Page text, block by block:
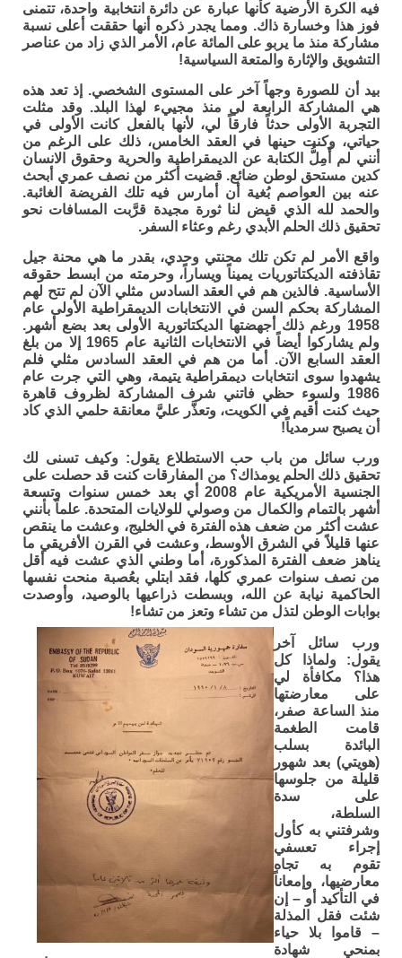
فيه الكرة الأرضية كأنها عبارة عن دائرة انتخابية واحدة، تتمنى
فوز هذا وخسارة ذاك. ومما يجدر ذكره أنها حققت أعلى نسبة
مشاركة منذ ما يربو على المائة عام، الأمر الذي زاد من عناصر
التشويق والإثارة والمتعة السياسية!
بيد أن للصورة وجهاً آخر على المستوى الشخصي. إذ تعد هذه
هي المشاركة الرابعة لي منذ مجييء لهذا البلد. وقد مثلت
التجربة الأولى حدثاً فارقاً لي، لأنها بالفعل كانت الأولى في
حياتي، وكنت حينها في العقد الخامس، ذلك على الرغم من
أنني لم أَمِلُّ الكتابة عن الديمقراطية والحرية وحقوق الانسان
كدين مستحق لوطن ضائع. قضيت أكثر من نصف عمري أبحث
عنه بين العواصم بُغية أن أمارس فيه تلك الفريضة الغائبة.
والحمد لله الذي قيض لنا ثورة مجيدة قرَّبت المسافات نحو
تحقيق ذلك الحلم الأبدي رغم وعثاء السفر.
واقع الأمر لم تكن تلك محنتي وحدي، بقدر ما هي محنة جيل
تقاذفته الديكتاتوريات يميناً ويساراً، وحرمته من ابسط حقوقه
الأساسية. فالذين هم في العقد السادس مثلي الآن لم تتح لهم
المشاركة بحكم السن في الانتخابات الديمقراطية الأولى عام
1958 ورغم ذلك أجهضتها الديكتاتورية الأولى بعد بضع أشهر.
ولم يشاركوا أيضاً في الانتخابات الثانية عام 1965 إلا من بلغ
العقد السابع الآن. أما من هم في العقد السادس مثلي فلم
يشهدوا سوى انتخابات ديمقراطية يتيمة، وهي التي جرت عام
1986 ولسوء حظي فاتني شرف المشاركة لظروف قاهرة
حيث كنت أقيم في الكويت، وتعذَّر عليَّ معانقة حلمي الذي كاد
أن يصبح سرمدياً!
ورب سائل من باب حب الاستطلاع يقول: وكيف تسنى لك
تحقيق ذلك الحلم يومذاك؟ من المفارقات كنت قد حصلت على
الجنسية الأمريكية عام 2008 أي بعد خمس سنوات وتسعة
أشهر بالتمام والكمال من وصولي للولايات المتحدة. علماً بأنني
عشت أكثر من ضعف هذه الفترة في الخليج، وعشت ما ينقص
عنها قليلاً في الشرق الأوسط، وعشت في القرن الأفريقي ما
يناهز ضعف الفترة المذكورة، أما وطني الذي عشت فيه أقل
من نصف سنوات عمري كلها، فقد ابتلي بعُصبة منحت نفسها
الحاكمية نيابة عن الله، وبسطت ذراعيها بالوصيد، وأوصدت
بوابات الوطن لتذل من تشاء وتعز من تشاء!
ورب سائل آخر
يقول: ولماذا كل
هذا؟ مكافأة لي
على معارضتها
منذ الساعة صفر،
قامت الطغمة
البائدة بسلب
(هويتي) بعد شهور
قليلة من جلوسها
على سدة
السلطة،
وشرفتني به كأول
إجراء تعسفي
تقوم به تجاه
معارضيها، وإمعاناً
في التأكيد أو – إن
شئت فقل المذلة
– قاموا بلا حياء
بمنحي شهادة